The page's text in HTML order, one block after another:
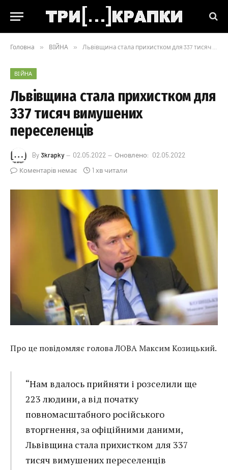
Головна » ВІЙНА » Львівщина стала прихистком для 337 тисяч вимушених переселенців
ВІЙНА
Львівщина стала прихистком для
337 тисяч вимушених
переселенців
By 3krapky 02.05.2022 Оновлено: 02.05.2022
Коментарів немає
1 хв читали
Про це повідомляє голова ЛОВА Максим Козицький.
“Нам вдалось прийняти і розселили ще
223 людини, а від початку
повномасштабного російського
вторгнення, за офіційними даними,
Львівщина стала прихистком для 337
тисяч вимушених переселенців